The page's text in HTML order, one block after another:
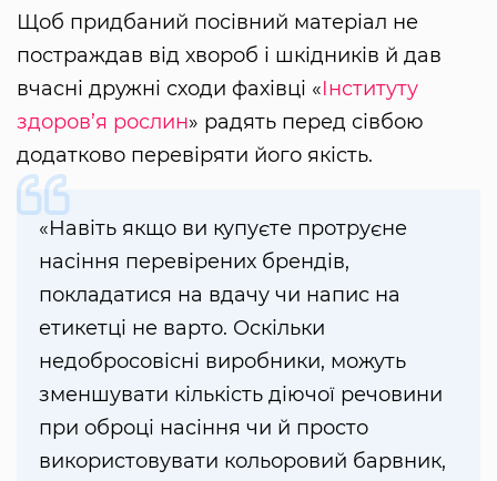
Щоб придбаний посівний матеріал не
постраждав від хвороб і шкідників й дав
вчасні дружні сходи фахівці «Інституту
здоров’я рослин» радять перед сівбою
додатково перевіряти його якість.
«Навіть якщо ви купуєте протруєне
насіння перевірених брендів,
покладатися на вдачу чи напис на
етикетці не варто. Оскільки
недобросовісні виробники, можуть
зменшувати кількість діючої речовини
при оброці насіння чи й просто
використовувати кольоровий барвник,